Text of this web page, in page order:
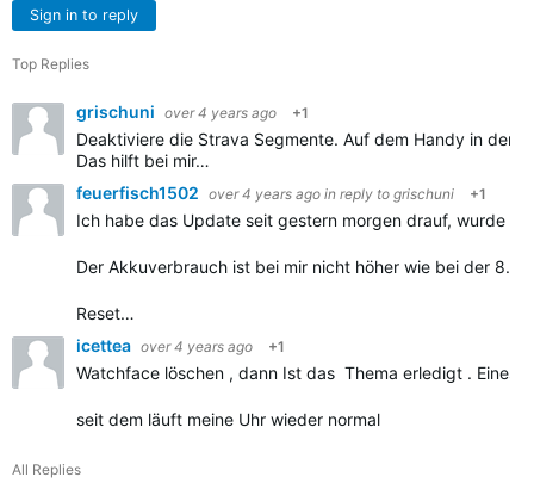
Sign in to reply
Top Replies
grischuni over 4 years ago +1
Deaktiviere die Strava Segmente. Auf dem Handy in der
Das hilft bei mir…
feuerfisch1502 over 4 years ago in reply to grischuni +1
Ich habe das Update seit gestern morgen drauf, wurde
Der Akkuverbrauch ist bei mir nicht höher wie bei der
Reset…
icettea over 4 years ago +1
Watchface löschen , dann Ist das Thema erledigt . Eines
seit dem läuft meine Uhr wieder normal
All Replies